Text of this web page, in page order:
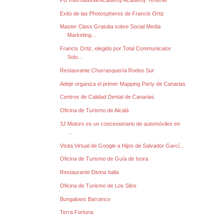
Exito de las Photospheres de Francis Ortiz
Master Class Gratuita sobre Social Media
Marketing...
Francis Ortiz, elegido por Total Communicator
Solu...
Restaurante Churrasquería Rodeo Sur
Adeje organiza el primer Mapping Party de Canarias
Centros de Calidad Dental de Canarias
Oficina de Turismo de Alcalá
3J Motors es un concesionario de automóviles en
Visita Virtual de Google a Hijos de Salvador Garcí...
Oficina de Turismo de Guía de Isora
Restaurante Divina Italia
Oficina de Turismo de Los Silos
Bungalows Barranco
Terra Fortuna